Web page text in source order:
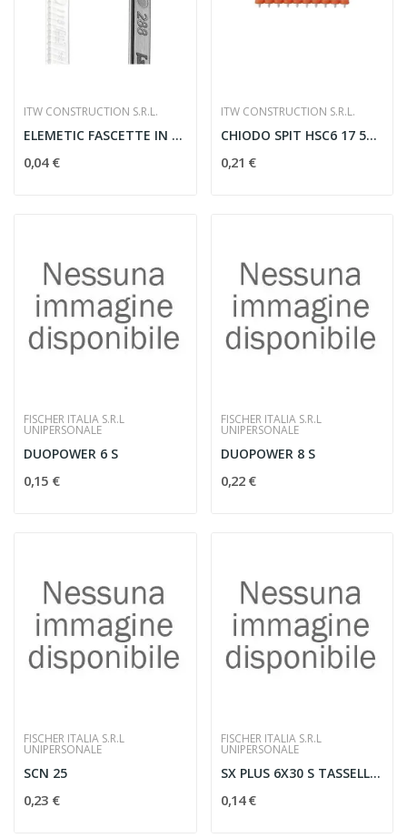
ITW CONSTRUCTION S.R.L.
ELEMETIC FASCETTE IN POLIAMMIDE PA6.6 NAT...
0,04 €
ITW CONSTRUCTION S.R.L.
CHIODO SPIT HSC6 17 500/1GAS P700 - ITW 011876
0,21 €
FISCHER ITALIA S.R.L
UNIPERSONALE
DUOPOWER 6 S
0,15 €
FISCHER ITALIA S.R.L
UNIPERSONALE
DUOPOWER 8 S
0,22 €
FISCHER ITALIA S.R.L
UNIPERSONALE
SCN 25
0,23 €
FISCHER ITALIA S.R.L
UNIPERSONALE
SX PLUS 6X30 S TASSELLO/VITE
0,14 €